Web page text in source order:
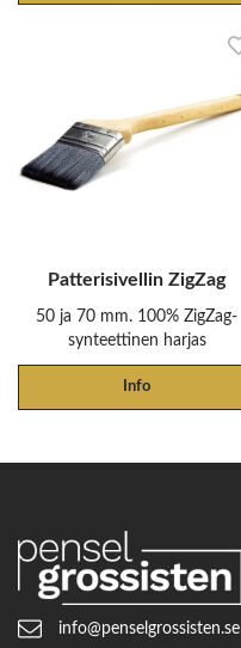
Patterisivellin ZigZag
50 ja 70 mm. 100% ZigZag-
synteettinen harjas
Info
info@penselgrossisten.se